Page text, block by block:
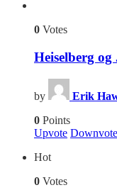
0 Votes
Heiselberg og
by Erik
0 Points
Upvote Downvote
Hot
0 Votes